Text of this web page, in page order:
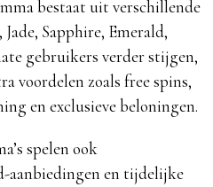
bestaat uit verschillende
Sapphire, Emerald,
gebruikers verder stijgen,
voordelen zoals free spins,
en exclusieve beloningen.
spelen ook
aanbiedingen en tijdelijke